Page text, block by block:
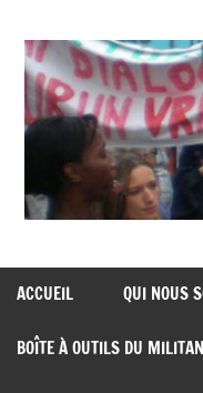
content
CGT
insertion
probation
de
syndicats
insertion
ACCUEIL QUI NOUS
BOÎTE À OUTILS DU